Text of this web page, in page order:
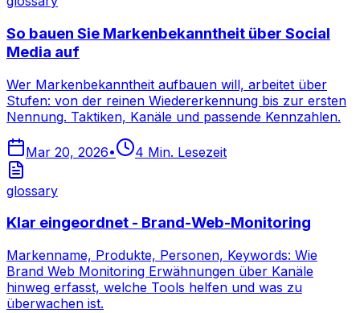
So bauen Sie Markenbekanntheit über Social
Media auf
Wer Markenbekanntheit aufbauen will, arbeitet über
Stufen: von der reinen Wiedererkennung bis zur ersten
Nennung. Taktiken, Kanäle und passende Kennzahlen.
Mar 20, 2026• 4 Min. Lesezeit
glossary
Klar eingeordnet - Brand-Web-Monitoring
Markenname, Produkte, Personen, Keywords: Wie
Brand Web Monitoring Erwähnungen über Kanäle
hinweg erfasst, welche Tools helfen und was zu
überwachen ist.